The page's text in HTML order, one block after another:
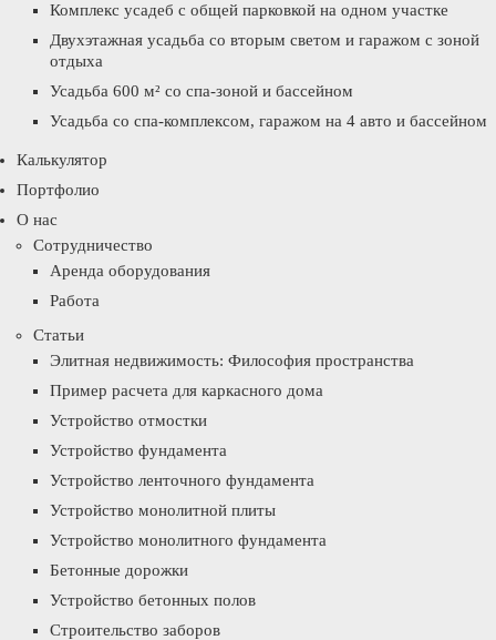
Комплекс усадеб с общей парковкой на одном участке
Двухэтажная усадьба со вторым светом и гаражом с зоной
отдыха
Усадьба 600 м² со спа-зоной и бассейном
Усадьба со спа-комплексом, гаражом на 4 авто и бассейном
Калькулятор
Портфолио
О нас
Сотрудничество
Аренда оборудования
Работа
Статьи
Элитная недвижимость: Философия пространства
Пример расчета для каркасного дома
Устройство отмостки
Устройство фундамента
Устройство ленточного фундамента
Устройство монолитной плиты
Устройство монолитного фундамента
Бетонные дорожки
Устройство бетонных полов
Строительство заборов